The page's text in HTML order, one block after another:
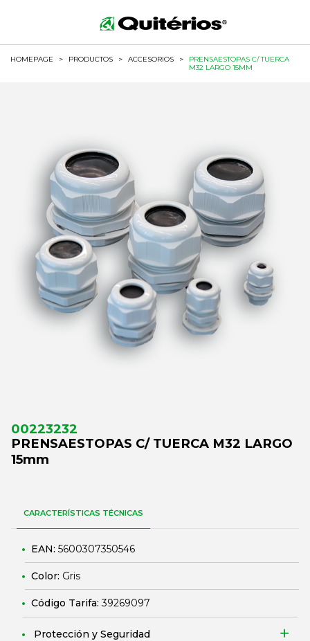
HOMEPAGE > PRODUCTOS > ACCESORIOS >
PRENSAESTOPAS C/ TUERCA
M32 LARGO 15MM
00223232
PRENSAESTOPAS C/ TUERCA M32 LARGO
15mm
CARACTERÍSTICAS TÉCNICAS
EAN: 5600307350546
Color: Gris
Código Tarifa:39269097
Protección y Seguridad